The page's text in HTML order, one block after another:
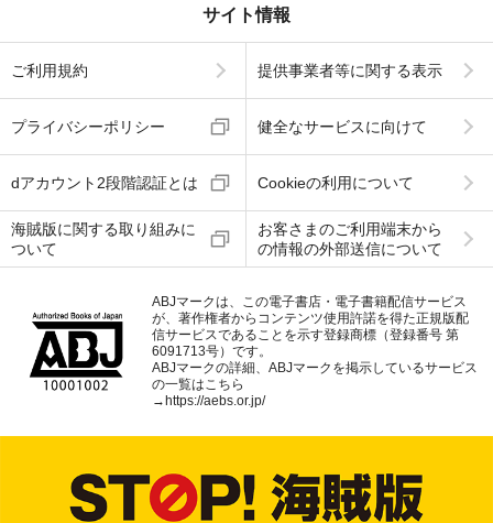
サイト情報
ご利用規約 提供事業者等に関する表示
プライバシーポリシー 健全なサービスに向けて
dアカウント2段階認証とは Cookieの利用について
海賊版に関する取り組みに
ついて
お客さまのご利用端末から
の情報の外部送信について
ABJマークは、この電子書店・電子書籍配信サービス
が、著作権者からコンテンツ使用許諾を得た正規版配
信サービスであることを示す登録商標（登録番号 第
6091713号）です。
ABJマークの詳細、ABJマークを掲示しているサービス
の一覧はこちら
→ https://aebs.or.jp/